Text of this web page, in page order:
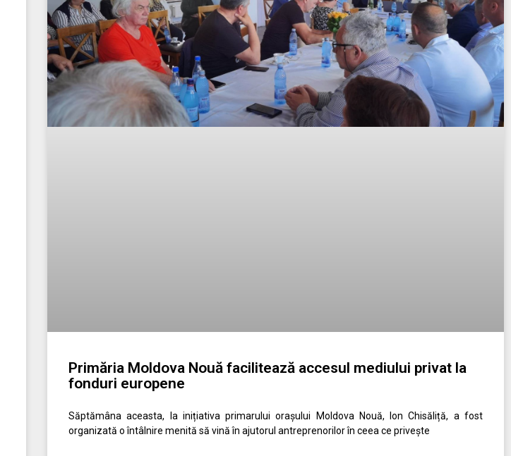
Primăria Moldova Nouă facilitează accesul mediului privat la
fonduri europene
Săptămâna aceasta, la inițiativa primarului orașului Moldova Nouă, Ion Chisăliță, a fost
organizată o întâlnire menită să vină în ajutorul antreprenorilor în ceea ce privește